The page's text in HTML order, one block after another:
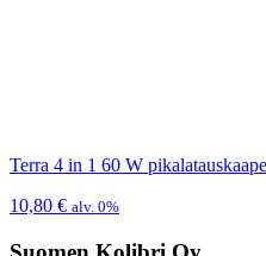
Terra 4 in 1 60 W
10,80 € alv. 0%